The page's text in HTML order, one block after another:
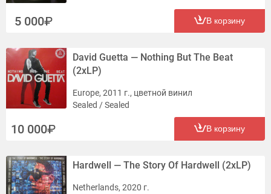
5 000 В корзину
David Guetta — Nothing But The Beat
(2xLP)
Europe, 2011 г., цветной винил
Sealed / Sealed
10 000 В корзину
Hardwell — The Story Of Hardwell (2xLP)
Netherlands, 2020 г.